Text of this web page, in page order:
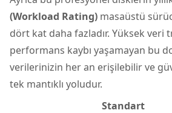
(Workload Rating) masaüstü
dört kat daha fazladır. Yüksek veri
performans kaybı yaşamayan bu
verilerinizin her an erişilebilir ve
tek mantıklı yoludur.
Standart